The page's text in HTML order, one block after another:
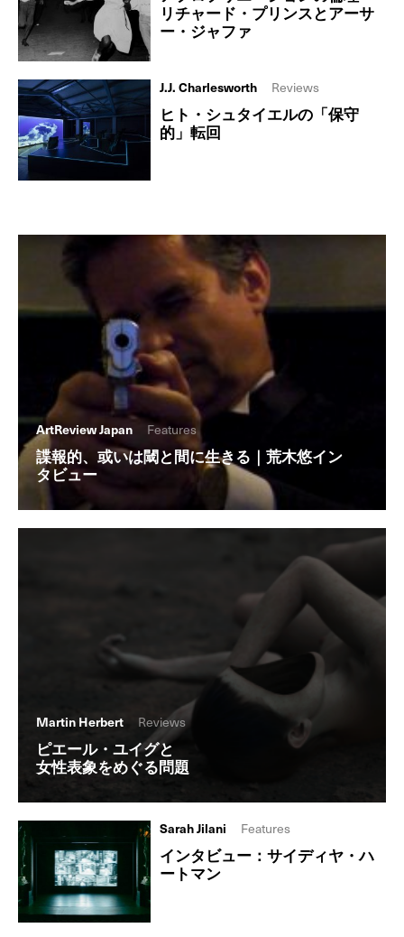
リチャード・プリンスとアーサ
ー・ジャファ
ヒト・シュタイエルの「保守
的」転回
J.J. Charlesworth Reviews
諜報的、或いは閾と間に生きる｜荒木悠イン
タビュー
ArtReview Japan Features
ピエール・ユイグと
女性表象をめぐる問題
Martin Herbert Reviews
インタビュー：サイディヤ・ハ
ートマン
Sarah Jilani Features